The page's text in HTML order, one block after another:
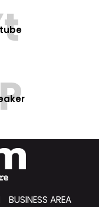
BUSINESS AREA